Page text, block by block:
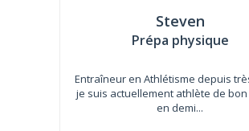
Steven
Prépa physique
Entraîneur en Athlétisme depuis
je suis actuellement athlète de
en demi...